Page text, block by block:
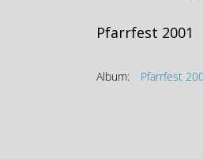
Pfarrfest 2001
Album: Pfarrfest